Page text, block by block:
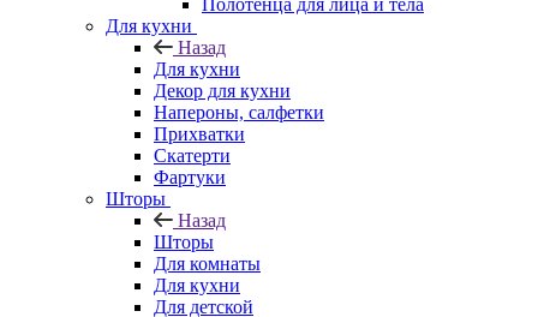
Полотенца для лица и тела
Для кухни
Назад
Для кухни
Декор для кухни
Напероны, салфетки
Прихватки
Скатерти
Фартуки
Шторы
Назад
Шторы
Для комнаты
Для кухни
Для детской